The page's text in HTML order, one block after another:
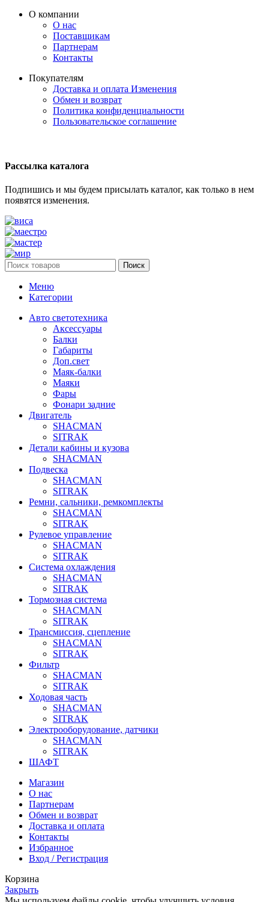
О компании
О нас
Поставщикам
Партнерам
Контакты
Покупателям
Доставка и оплата Изменения
Обмен и возврат
Политика конфиденциальности
Пользовательское соглашение
Рассылка каталога
Подпишись и мы будем присылать каталог, как только в нем
появятся изменения.
Поиск
Меню
Категории
Авто светотехника
Аксессуары
Балки
Габариты
Доп.свет
Маяк-балки
Маяки
Фары
Фонари задние
Двигатель
SHACMAN
SITRAK
Детали кабины и кузова
SHACMAN
Подвеска
SHACMAN
SITRAK
Ремни, сальники, ремкомплекты
SHACMAN
SITRAK
Рулевое управление
SHACMAN
SITRAK
Система охлаждения
SHACMAN
SITRAK
Тормозная система
SHACMAN
SITRAK
Трансмиссия, сцепление
SHACMAN
SITRAK
Фильтр
SHACMAN
SITRAK
Ходовая часть
SHACMAN
SITRAK
Электрооборудование, датчики
SHACMAN
SITRAK
ШАФТ
Магазин
О нас
Партнерам
Обмен и возврат
Доставка и оплата
Контакты
Избранное
Вход / Регистрация
Корзина
Закрыть